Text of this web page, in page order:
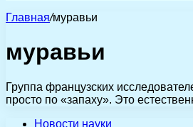
Главная/муравьи
муравьи
Группа французских
просто по «запаху». Это
Новости науки